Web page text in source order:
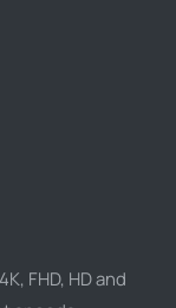
FHD, HD and